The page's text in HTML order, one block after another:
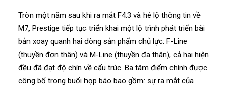
Tròn một năm sau khi ra mắt F4.3 và hé lộ thông tin về
M7, Prestige tiếp tục triển khai một lộ trình phát triển bài
bản xoay quanh hai dòng sản phẩm chủ lực: F-Line
(thuyền đơn thân) và M-Line (thuyền đa thân), cả hai hiện
đều đã đạt độ chín về cấu trúc. Ba tâm điểm chính được
công bố trong buổi họp báo bao gồm: sự ra mắt của